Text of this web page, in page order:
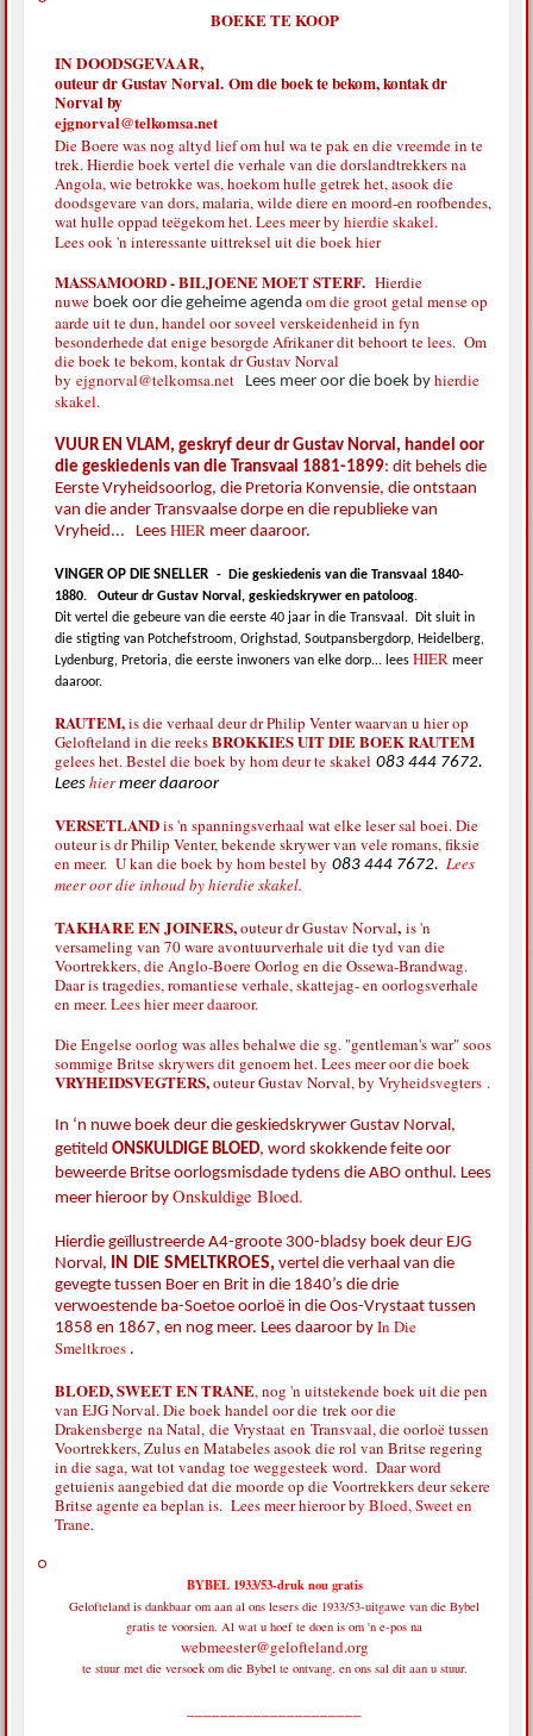
BOEKE TE KOOP
IN DOODSGEVAAR,
outeur dr Gustav Norval. Om die boek te bekom, kontak dr
Norval by
ejgnorval@telkomsa.net
Die Boere was nog altyd lief om hul wa te pak en die vreemde in te
trek. Hierdie boek vertel die verhale van die dorslandtrekkers na
Angola, wie betrokke was, hoekom hulle getrek het, asook die
doodsgevare van dors, malaria, wilde diere en moord-en roofbendes,
wat hulle oppad teëgekom het. Lees meer byhierdie skakel.
Lees ook 'n interessante uittreksel uit die boekhier
MASSAMOORD - BILJOENE MOET STERF.Hierdie
nuwe boek oor die geheime agenda om die groot getal mense op
aarde uit te dun, handel oor soveel verskeidenheid in fyn
besonderhede dat enige besorgde Afrikaner dit behoort te lees. Om
die boek te bekom, kontak dr Gustav Norval
byejgnorval@telkomsa.net Lees meer oor die boek byhierdie
skakel.
VUUR EN VLAM, geskryf deur dr Gustav Norval, handel oor
die geskiedenis van die Transvaal 1881-1899: dit behels die
Eerste Vryheidsoorlog, die Pretoria Konvensie, die ontstaan
van die ander Transvaalse dorpe en die republieke van
Vryheid... Lees HIER meer daaroor.
VINGER OP DIE SNELLER -Die geskiedenis van die Transvaal 1840-
1880.Outeur dr Gustav Norval, geskiedskrywer en patoloog.
Dit vertel die gebeure van die eerste 40 jaar in die Transvaal.Dit sluit in
die stigting van Potchefstroom, Orighstad, Soutpansbergdorp, Heidelberg,
Lydenburg, Pretoria, die eerste inwoners van elke dorp... leesHIER meer
daaroor.
RAUTEM,is die verhaal deur dr Philip Venter waarvan u hier op
Gelofteland in die reeksBROKKIES UIT DIE BOEK RAUTEM
gelees het. Bestel die boek by hom deur te skakel083 444 7672.
Leeshiermeer daaroor
VERSETLANDis 'n spanningsverhaal wat elke leser sal boei. Die
outeur is dr Philip Venter, bekende skrywer van vele romans, fiksie
en meer. U kan die boek by hom bestel by083 444 7672.Lees
meer oor die inhoud by hierdie skakel.
TAKHARE EN JOINERS,outeur dr Gustav Norval, is 'n
versameling van 70 ware avontuurverhale uit die tyd van die
Voortrekkers, die Anglo-Boere Oorlog en die Ossewa-Brandwag.
Daar is tragedies, romantiese verhale, skattejag- en oorlogsverhale
en meer.Lees hier meer daaroor.
Die Engelse oorlog was alles behalwe die sg. "gentleman's war" soos
sommige Britse skrywers dit genoem het. Lees meer oor die boek
VRYHEIDSVEGTERS,outeur Gustav Norval, byVryheidsvegters .
In ‘n nuwe boek deur die geskiedskrywer Gustav Norval,
getiteldONSKULDIGE BLOED, word skokkende feite oor
beweerde Britse oorlogsmisdade tydens die ABO onthul. Lees
meer hieroor byOnskuldige Bloed.
Hierdie geïllustreerde A4-groote 300-bladsy boek deur EJG
Norval, IN DIE SMELTKROES, vertel die verhaal van die
gevegte tussen Boer en Brit in die 1840’s die drie
verwoestende ba-Soetoe oorloë in die Oos-Vrystaat tussen
1858 en 1867, en nog meer. Lees daaroor byIn Die
Smeltkroes .
BLOED, SWEET EN TRANE, nog 'n uitstekende boek uit die pen
van EJG Norval. Die boek handel oor dietrek oor die
Drakensbergena Natal,die Vrystaat enTransvaal, die oorloë tussen
Voortrekkers, Zulus en Matabeles asook die rol van Britse regering
in die saga, wat tot vandag toe weggesteek word. Daar word
getuienis aangebied dat die moorde op die Voortrekkers deur sekere
Britse agente ea beplan is. Lees meer hieroor byBloed, Sweet en
Trane.
BYBEL 1933/53-druk nou gratis
Gelofteland is dankbaar om aan al ons lesers die 1933/53-uitgawe van die Bybel
gratis te voorsien. Al wat u hoef te doen is om 'n e-pos na
webmeester@gelofteland.org
te stuur met die versoek om die Bybel te ontvang, en ons sal dit aan u stuur.